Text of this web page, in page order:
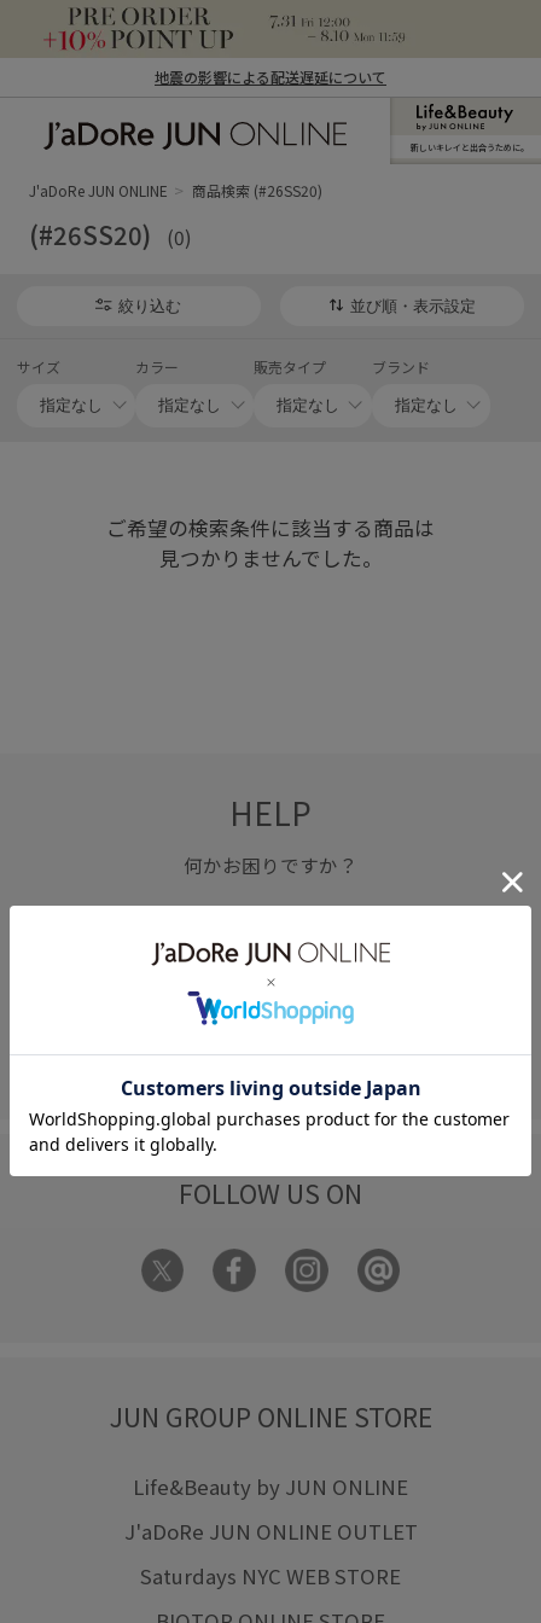
地震の影響による配送遅延について
ン オンライン）
新しいキレイと出合うために。
J'aDoRe JUN ONLINE 商品検索 (#26SS20)
(#26SS20) (0)
絞り込む 並び順・表示設定
サイズ カラー 販売タイプ ブランド
ご希望の検索条件に該当する商品は
見つかりませんでした。
HELP
何かお困りですか？
FAQ
お問い合わせ
フォーム
FOLLOW US ON
JUN GROUP ONLINE STORE
Life&Beauty by JUN ONLINE
J'aDoRe JUN ONLINE OUTLET
Saturdays NYC WEB STORE